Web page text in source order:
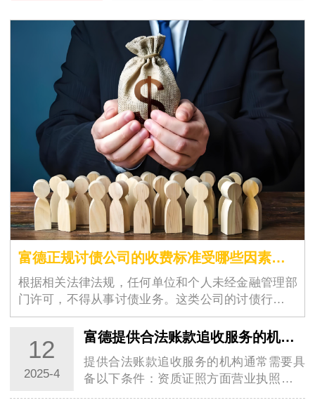
富德正规讨债公司的收费标准受哪些因素影响
根据相关法律法规，任何单位和个人未经金融管理部
门许可，不得从事讨债业务。这类公司的讨债行为往
往容易引发暴力催收、侵犯隐私、威胁恐吓等违法犯
罪行为，会给债权人和债务人都带来极大的风险和危
害…12
2025-4
富德提供合法账款追收服务的机构需要具备哪些条件？
提供合法账款追收服务的机构通常需要具
备以下条件：资质证照方面营业执照：这
是合法经营的基本凭证，其经营范围应包